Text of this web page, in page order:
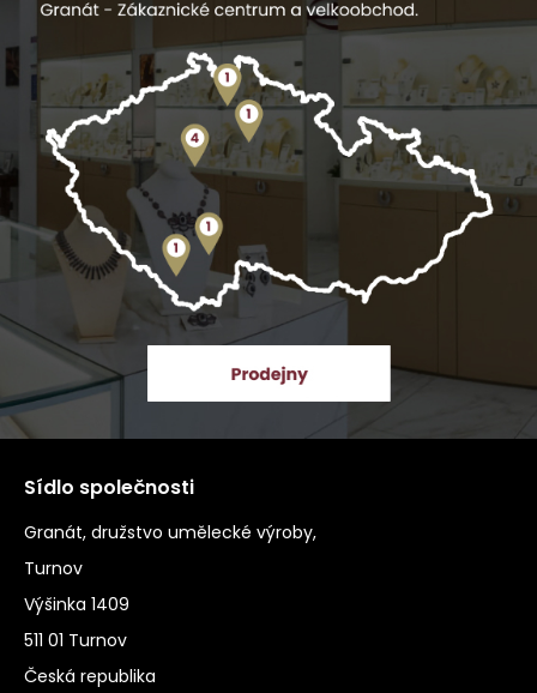
Sídlo společnosti
Granát, družstvo umělecké výroby,
Turnov
Výšinka 1409
511 01 Turnov
Česká republika